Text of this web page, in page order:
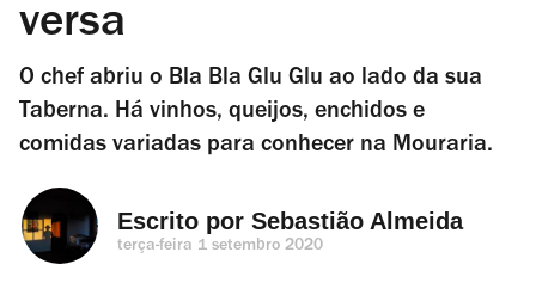
versa
O chef abriu o Bla Bla Glu Glu ao lado da sua
Taberna. Há vinhos, queijos, enchidos e
comidas variadas para conhecer na Mouraria.
Escrito por Sebastião Almeida
terça-feira 1 setembro 2020